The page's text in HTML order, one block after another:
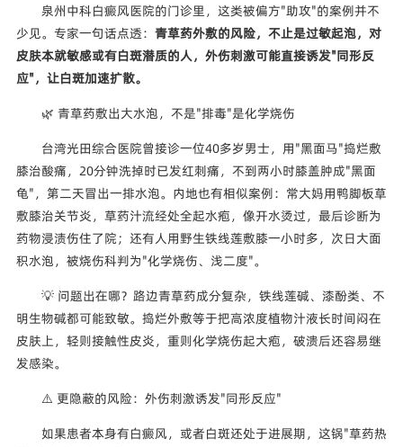
泉州中科白癜风医院的门诊里，这类被偏方"助攻"的案例并不
少见。专家一句话点透： 青草药外敷的风险，不止是过敏起泡，对
皮肤本就敏感或有白斑潜质的人，外伤刺激可能直接诱发"同形反
应"，让白斑加速扩散。
🌿 青草药敷出大水泡，不是"排毒"是化学烧伤
台湾光田综合医院曾接诊一位40多岁男士，用"黑面马"捣烂敷
膝治酸痛，20分钟洗掉时已发红刺痛，不到两小时膝盖肿成"黑面
龟"，第二天冒出一排水泡。内地也有相似案例：常大妈用鸭脚板草
敷膝治关节炎，草药汁流经处全起水疱，像开水烫过，最后诊断为
药物浸渍伤住了院；还有人用野生铁线莲敷膝一小时多，次日大面
积水泡，被烧伤科判为"化学烧伤、浅二度"。
💡 问题出在哪？路边青草药成分复杂，铁线莲碱、漆酚类、不
明生物碱都可能致敏。捣烂外敷等于把高浓度植物汁液长时间闷在
皮肤上，轻则接触性皮炎，重则化学烧伤起大疱，破溃后还容易继
发感染。
⚠️ 更隐蔽的风险：外伤刺激诱发"同形反应"
如果患者本身有白癜风，或者白斑还处于进展期，这锅"草药热